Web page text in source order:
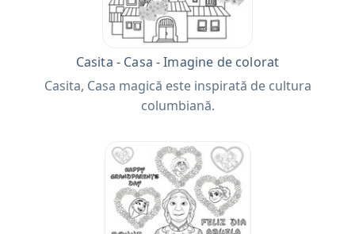
Casita - Casa - Imagine de colorat
Casita, Casa magică este inspirată de cultura
columbiană.